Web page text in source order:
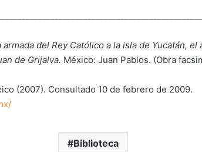
del Rey Católico a la isla de Yucatán, el
de Grijalva. México: Juan Pablos. (Obra
(2007). Consultado 10 de febrero de 2009.
Biblioteca